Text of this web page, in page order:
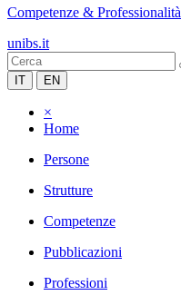
Competenze & Professionalità
unibs.it
IT EN
×
Home
Persone
Strutture
Competenze
Pubblicazioni
Professioni